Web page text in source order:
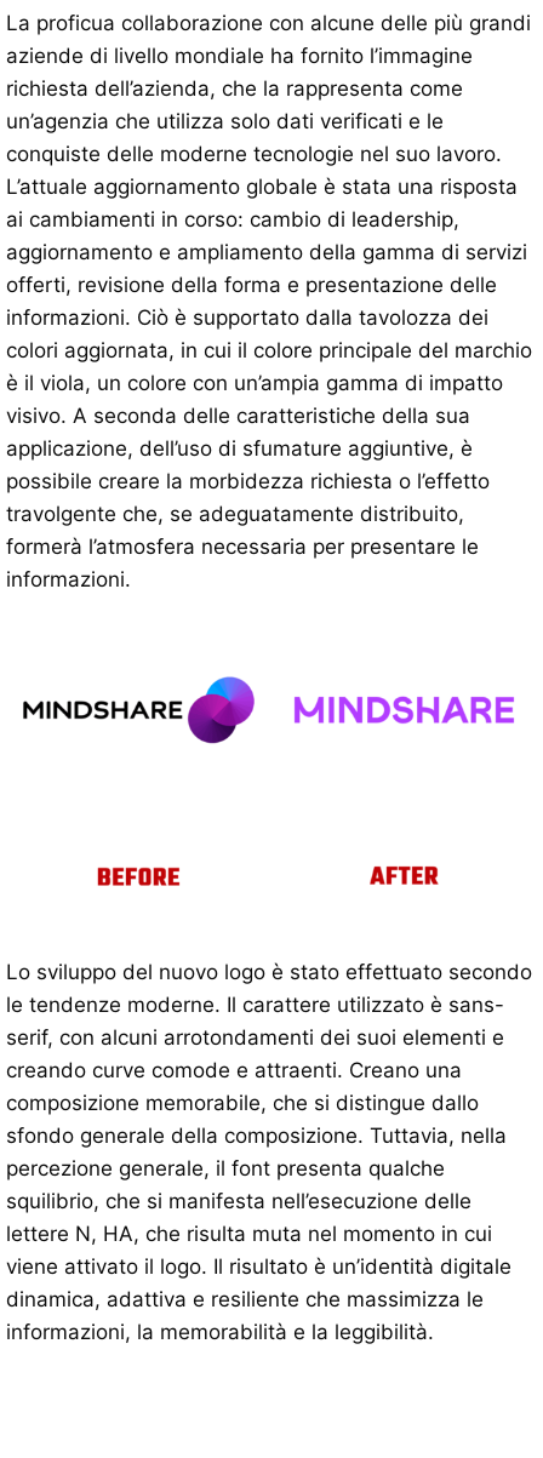
La proficua collaborazione con alcune delle più grandi
aziende di livello mondiale ha fornito l’immagine
richiesta dell’azienda, che la rappresenta come
un’agenzia che utilizza solo dati verificati e le
conquiste delle moderne tecnologie nel suo lavoro.
L’attuale aggiornamento globale è stata una risposta
ai cambiamenti in corso: cambio di leadership,
aggiornamento e ampliamento della gamma di servizi
offerti, revisione della forma e presentazione delle
informazioni. Ciò è supportato dalla tavolozza dei
colori aggiornata, in cui il colore principale del marchio
è il viola, un colore con un’ampia gamma di impatto
visivo. A seconda delle caratteristiche della sua
applicazione, dell’uso di sfumature aggiuntive, è
possibile creare la morbidezza richiesta o l’effetto
travolgente che, se adeguatamente distribuito,
formerà l’atmosfera necessaria per presentare le
informazioni.
Lo sviluppo del nuovo logo è stato effettuato secondo
le tendenze moderne. Il carattere utilizzato è sans-
serif, con alcuni arrotondamenti dei suoi elementi e
creando curve comode e attraenti. Creano una
composizione memorabile, che si distingue dallo
sfondo generale della composizione. Tuttavia, nella
percezione generale, il font presenta qualche
squilibrio, che si manifesta nell’esecuzione delle
lettere N, HA, che risulta muta nel momento in cui
viene attivato il logo. Il risultato è un’identità digitale
dinamica, adattiva e resiliente che massimizza le
informazioni, la memorabilità e la leggibilità.